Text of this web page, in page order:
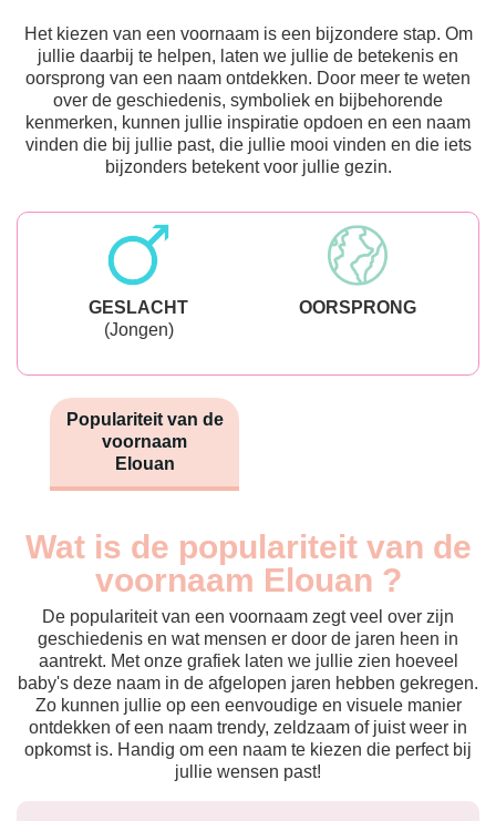
Het kiezen van een voornaam is een bijzondere stap. Om
jullie daarbij te helpen, laten we jullie de betekenis en
oorsprong van een naam ontdekken. Door meer te weten
over de geschiedenis, symboliek en bijbehorende
kenmerken, kunnen jullie inspiratie opdoen en een naam
vinden die bij jullie past, die jullie mooi vinden en die iets
bijzonders betekent voor jullie gezin.
GESLACHT
(Jongen)
OORSPRONG
Populariteit van de
voornaam
Elouan
Wat is de populariteit van de
voornaam Elouan ?
De populariteit van een voornaam zegt veel over zijn
geschiedenis en wat mensen er door de jaren heen in
aantrekt. Met onze grafiek laten we jullie zien hoeveel
baby's deze naam in de afgelopen jaren hebben gekregen.
Zo kunnen jullie op een eenvoudige en visuele manier
ontdekken of een naam trendy, zeldzaam of juist weer in
opkomst is. Handig om een naam te kiezen die perfect bij
jullie wensen past!
Année
Nouveaux-
nés
2010
9
2011
10
2012
12
2013
14
2014
6
2015
14
2016
8